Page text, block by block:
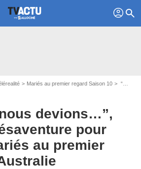
profil search
Mariés au premier regard Saison 10 “Ce matin, nous devions…”, nouvelle mésaventure pour Ophélie (Mariés au premier regard) en Australie
devions…”,
pour
au premier